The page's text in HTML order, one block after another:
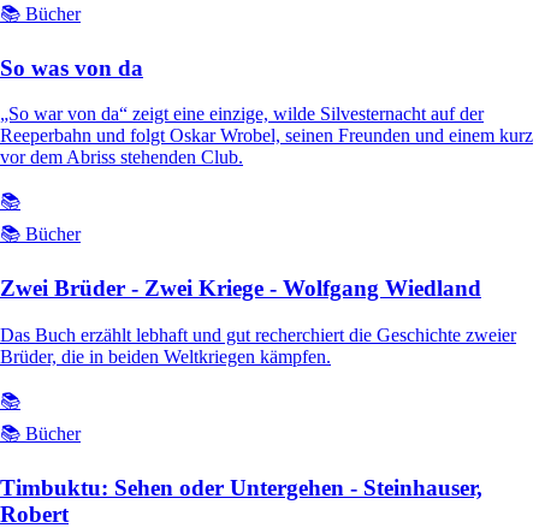
📚 Bücher
So was von da
„So war von da“ zeigt eine einzige, wilde Silvesternacht auf der
Reeperbahn und folgt Oskar Wrobel, seinen Freunden und einem kurz
vor dem Abriss stehenden Club.
📚
📚 Bücher
Zwei Brüder - Zwei Kriege - Wolfgang Wiedland
Das Buch erzählt lebhaft und gut recherchiert die Geschichte zweier
Brüder, die in beiden Weltkriegen kämpfen.
📚
📚 Bücher
Timbuktu: Sehen oder Untergehen - Steinhauser,
Robert